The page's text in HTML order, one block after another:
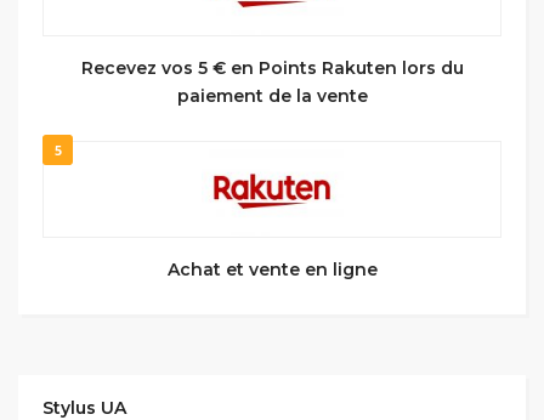
Recevez vos 5 € en Points Rakuten lors du
paiement de la vente
5
Achat et vente en ligne
Stylus UA